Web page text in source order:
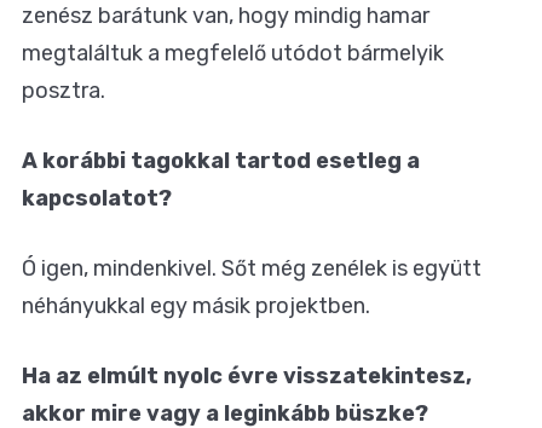
zenész barátunk van, hogy mindig hamar
megtaláltuk a megfelelő utódot bármelyik
posztra.
A korábbi tagokkal tartod esetleg a
kapcsolatot?
Ó igen, mindenkivel. Sőt még zenélek is együtt
néhányukkal egy másik projektben.
Ha az elmúlt nyolc évre visszatekintesz,
akkor mire vagy a leginkább büszke?